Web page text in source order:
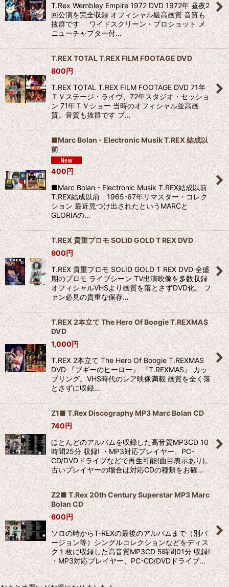
T.Rex Wembley Empire 1972 DVD 1972年 昼夜2
回公演を完全収録 オフィシャル級高画質 音質も
抜群です ワイドスクリーン・プロショット メ
ニューチャプター付…
T.REX TOTAL T.REX FILM FOOTAGE DVD
800円
T.REX TOTAL T.REX FILM FOOTAGE DVD 71年
ＴＶステージ・ライヴ、72年スタジオ・セッショ
ン 71年ＴＶショー 当時のオフィシャル並高画
質。音質も抜群です プ…
■Marc Bolan - Electronic Musik T.REX 結成以
前
400円
■Marc Bolan - Electronic Musik T.REX結成以前
T.REX結成以前 1965-67年リマスター・コレク
ション 最近見つけ出されたというMARCと
GLORIAの…
T.REX 貴重プロモ SOLID GOLD T REX DVD
900円
T.REX 貴重プロモ SOLID GOLD T REX DVD 全盛
期のプロモ ライブシーン TV出演映像を多数収録
オフィシャルVHSより画質を落とさずDVD化。 フ
ァン必見の貴重な保存…
T.REX 2本立て The Hero Of Boogie T.REXMAS
DVD
1,000円
T.REX 2本立て The Hero Of Boogie T.REXMAS
DVD 『ブギーのヒーロー』 『T.REXMAS』 カッ
プリング。VHS時代のレア映像満載 画質を全く落
とさずに収録…
Z1■ T.Rex Discography MP3 Marc Bolan CD
740円
ほとんどのアルバムを収録した高音質MP3CD 10
時間25分 収録! ・MP3対応プレイヤー、PC-
CD/DVDドライブなどで再生可能(曲目表示あり)。
古いプレイヤーの場合は対応CDの種類をお確…
Z2■ T.Rex 20th Century Superstar MP3 Marc
Bolan CD
600円
ソロの時からT-REXの最後のアルバムまで（別バ
ージョン等）シングルコレクションなどをディス
ク１枚に収録した高音質MP3CD 5時間01分 収録!
・MP3対応プレイヤー、PC-CD/DVDドライブ…